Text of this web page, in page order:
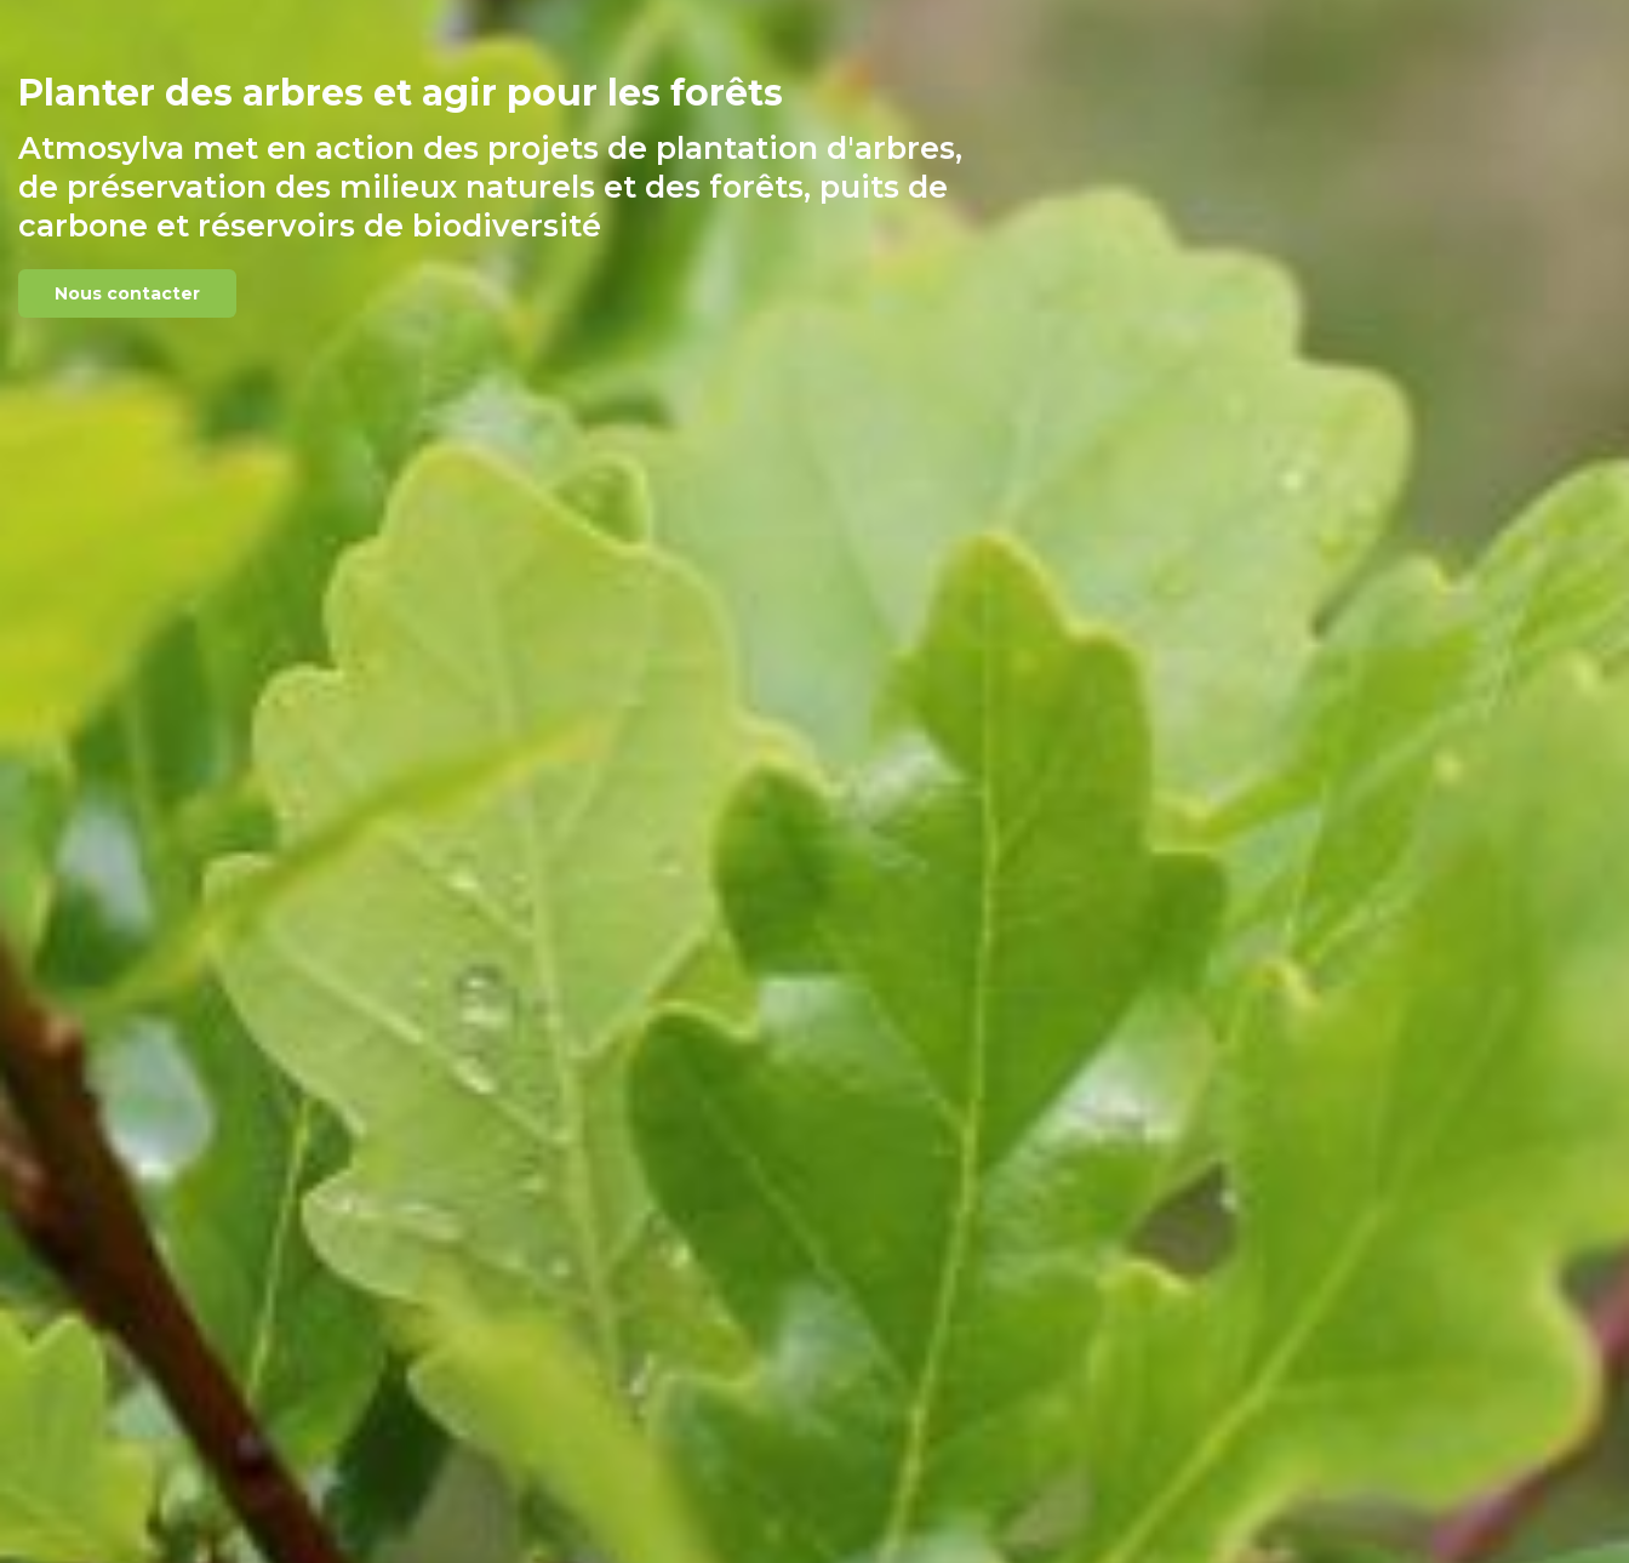
Planter des arbres et agir pour les forêts
Atmosylva met en action des projets de plantation d'arbres,
de préservation des milieux naturels et des forêts, puits de
carbone et réservoirs de biodiversité
Nous contacter